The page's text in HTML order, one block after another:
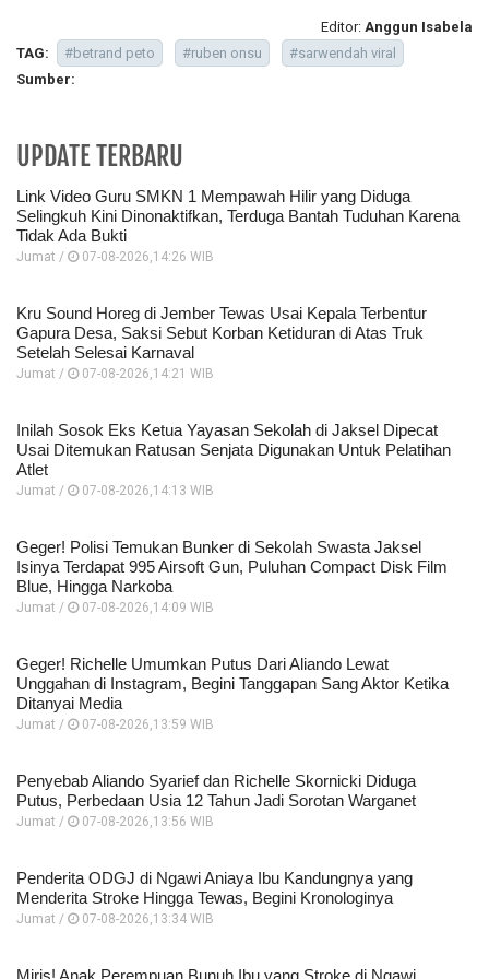
Editor: Anggun Isabela
TAG:
#betrand peto #ruben onsu
#sarwendah viral
Sumber:
UPDATE TERBARU
Link Video Guru SMKN 1 Mempawah Hilir yang Diduga
Selingkuh Kini Dinonaktifkan, Terduga Bantah Tuduhan Karena
Tidak Ada Bukti
Jumat / 07-08-2026,14:26 WIB
Kru Sound Horeg di Jember Tewas Usai Kepala Terbentur
Gapura Desa, Saksi Sebut Korban Ketiduran di Atas Truk
Setelah Selesai Karnaval
Jumat / 07-08-2026,14:21 WIB
Inilah Sosok Eks Ketua Yayasan Sekolah di Jaksel Dipecat
Usai Ditemukan Ratusan Senjata Digunakan Untuk Pelatihan
Atlet
Jumat / 07-08-2026,14:13 WIB
Geger! Polisi Temukan Bunker di Sekolah Swasta Jaksel
Isinya Terdapat 995 Airsoft Gun, Puluhan Compact Disk Film
Blue, Hingga Narkoba
Jumat / 07-08-2026,14:09 WIB
Geger! Richelle Umumkan Putus Dari Aliando Lewat
Unggahan di Instagram, Begini Tanggapan Sang Aktor Ketika
Ditanyai Media
Jumat / 07-08-2026,13:59 WIB
Penyebab Aliando Syarief dan Richelle Skornicki Diduga
Putus, Perbedaan Usia 12 Tahun Jadi Sorotan Warganet
Jumat / 07-08-2026,13:56 WIB
Penderita ODGJ di Ngawi Aniaya Ibu Kandungnya yang
Menderita Stroke Hingga Tewas, Begini Kronologinya
Jumat / 07-08-2026,13:34 WIB